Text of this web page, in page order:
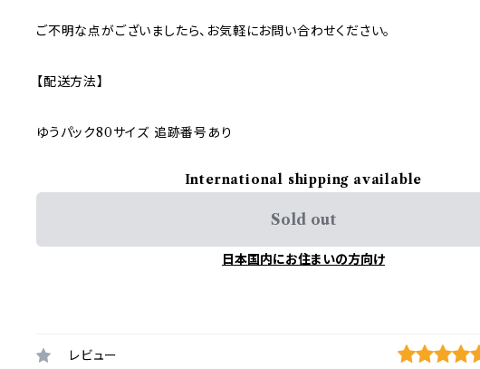
ご不明な点がございましたら、お気軽にお問い合わせください。
【配送方法】
ゆうパック80サイズ 追跡番号あり
International shipping available
Sold out
日本国内にお住まいの方向け
レビュー